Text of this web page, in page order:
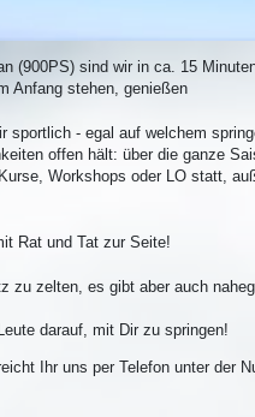
(900PS) sind wir in ca. 15
Anfang stehen, genießen
sportlich - egal auf welchem
offen hält: über die ganze
Workshops oder LO statt,
Rat und Tat zur Seite!
zu zelten, es gibt aber auch
darauf, mit Dir zu springen!
Ihr uns per Telefon unter der